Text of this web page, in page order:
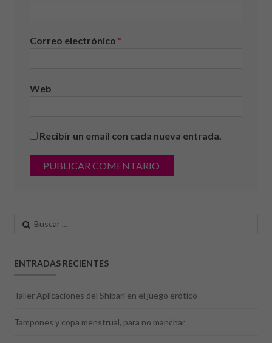
Correo electrónico *
Web
Recibir un email con cada nueva entrada.
Buscar:
ENTRADAS RECIENTES
Taller Aplicaciones del Shibari en el juego erótico
Tampones y copa menstrual, para no manchar